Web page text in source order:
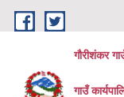
Skip to main content
गौरीशंकर
गाउँ